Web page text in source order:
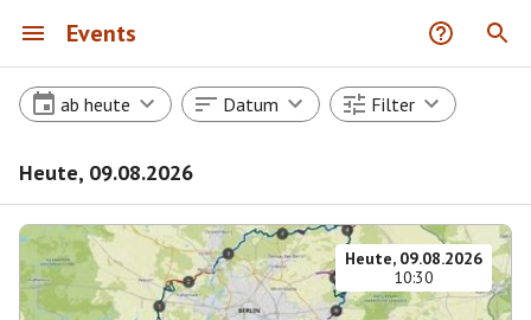
Events
ab heute Datum Filter
Heute, 09.08.2026
Heute, 09.08.2026
10:30